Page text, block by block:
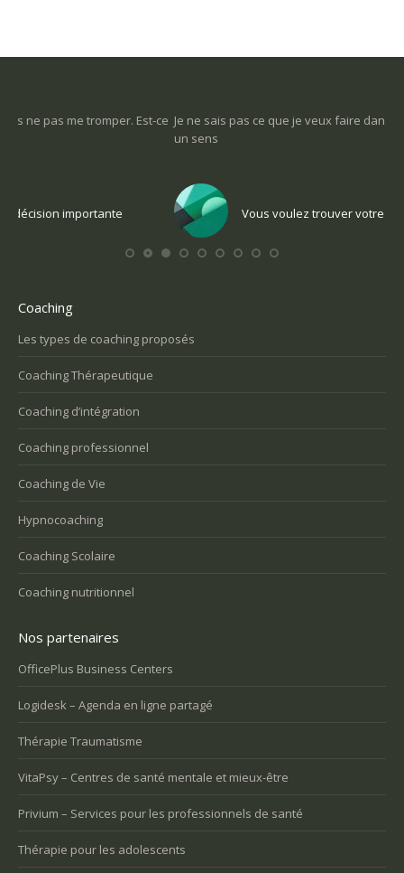
Je ne sais pas ce que je veux faire dans la vie : comment retrouver
Vous voulez trouver votre voix personnelle
Coaching
Les types de coaching proposés
Coaching Thérapeutique
Coaching d’intégration
Coaching professionnel
Coaching de Vie
Hypnocoaching
Coaching Scolaire
Coaching nutritionnel
Nos partenaires
OfficePlus Business Centers
Logidesk – Agenda en ligne partagé
Thérapie Traumatisme
VitaPsy – Centres de santé mentale et mieux-être
Privium – Services pour les professionnels de santé
Thérapie pour les adolescents